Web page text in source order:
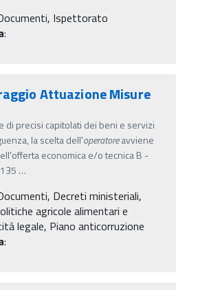
Ispettorato
:
Attuazione Misure
di precisi capitolati dei beni e servizi
la scelta dell'operatoreavviene
economica e/o tecnica B -
…
Decreti ministeriali,
agricole alimentari e
legale, Piano anticorruzione
: